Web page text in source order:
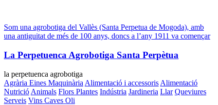
Som una agrobotiga del Vallès (Santa Perpetua de Mogoda), amb
una antiguitat de més de 100 anys, doncs a l’any 1911 va començar
La Perpetuenca Agrobotiga Santa Perpètua
la perpetuenca agrobotiga
Agrària Eines Maquinària Alimentació i accessoris Alimentació
Nutrició Animals Flors Plantes Indústria Jardineria Llar Queviures
Serveis Vins Caves Oli